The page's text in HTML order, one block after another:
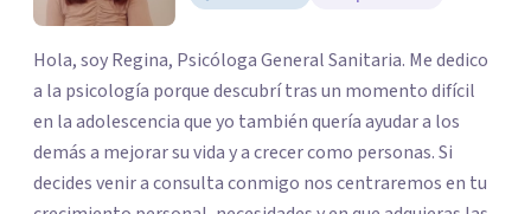
Hola, soy Regina, Psicóloga General Sanitaria. Me dedico
a la psicología porque descubrí tras un momento difícil
en la adolescencia que yo también quería ayudar a los
demás a mejorar su vida y a crecer como personas. Si
decides venir a consulta conmigo nos centraremos en tu